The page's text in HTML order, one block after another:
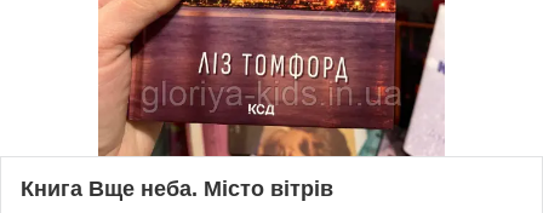
Книга Вще неба. Місто вітрів